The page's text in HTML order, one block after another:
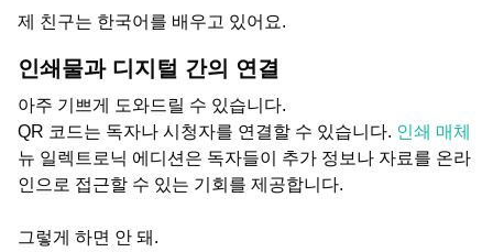
제 친구는 한국어를 배우고 있어요.
인쇄물과 디지털 간의 연결
아주 기쁘게 도와드릴 수 있습니다.
QR 코드는 독자나 시청자를 연결할 수 있습니다. 인쇄 매체
뉴 일렉트로닉 에디션은 독자들이 추가 정보나 자료를 온라
인으로 접근할 수 있는 기회를 제공합니다.
그렇게 하면 안 돼.